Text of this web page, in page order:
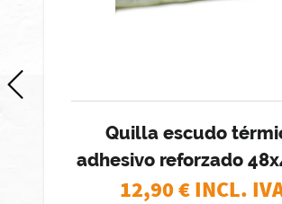
Quilla escudo
adhesivo reforzado
12,90€ INCL.